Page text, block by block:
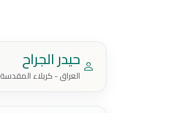
حيدر الجراح
العراق - كربلاء المقدسة